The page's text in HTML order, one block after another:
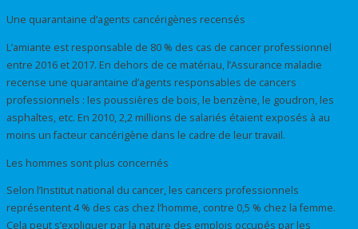
Une quarantaine d’agents cancérigènes recensés
L’amiante est responsable de 80 % des cas de cancer professionnel
entre 2016 et 2017. En dehors de ce matériau, l’Assurance maladie
recense une quarantaine d’agents responsables de cancers
professionnels : les poussières de bois, le benzène, le goudron, les
asphaltes, etc. En 2010, 2,2 millions de salariés étaient exposés à au
moins un facteur cancérigène dans le cadre de leur travail.
Les hommes sont plus concernés
Selon l’Institut national du cancer, les cancers professionnels
représentent 4 % des cas chez l’homme, contre 0,5 % chez la femme.
Cela peut s’expliquer par la nature des emplois occupés par les